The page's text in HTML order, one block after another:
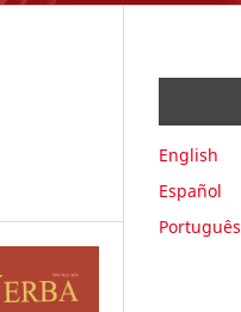
English
Español
Português